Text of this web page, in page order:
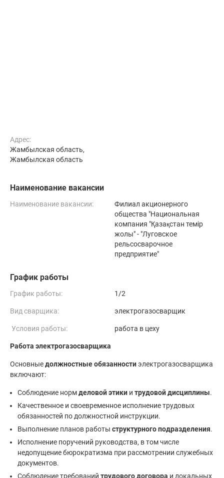
Адрес:
Жамбылская область,
Жамбылская область
Наименование вакансии
Наименование вакансии:
Филиал акционерного
общества "Национальная
компания "Қазақстан темір
жолы" - "Луговское
рельсосварочное
предприятие"
График работы
График работы: 1/2
Вид сварщика: электрогазосварщик
Условия работы: работа в цеху
Работа электрогазосварщика
Основныедолжностные обязанностиэлектрогазосварщика
включают:
Соблюдение нормделовой этики и трудовой дисциплины.
Качественное и своевременное исполнение трудовых
обязанностей по должностной инструкции.
Выполнение планов работы структурного подразделения.
Исполнение поручений руководства, в том числе
недопущение бюрократизма при рассмотрении служебных
документов.
Соблюдение требований трудового договора и локальных